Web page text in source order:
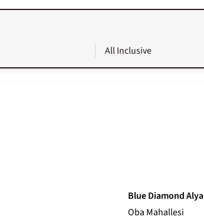
All Inclusive
Blue Diamond Alya
Oba Mahallesi